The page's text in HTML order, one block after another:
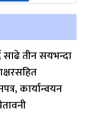
साढे तीन सयभन्दा
कार्यान्वयन